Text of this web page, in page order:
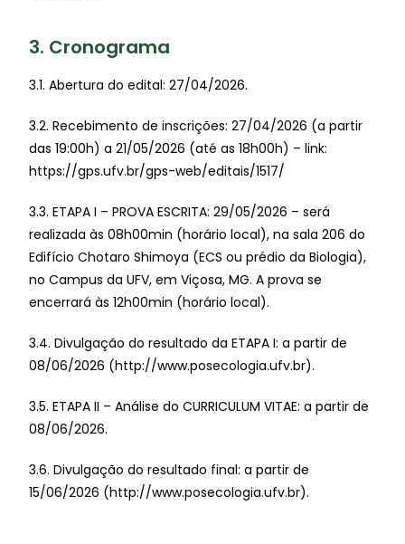
3. Cronograma
3.1. Abertura do edital: 27/04/2026.
3.2. Recebimento de inscrições: 27/04/2026 (a partir
das 19:00h) a 21/05/2026 (até as 18h00h) – link:
https://gps.ufv.br/gps-web/editais/1517/
3.3. ETAPA I – PROVA ESCRITA: 29/05/2026 – será
realizada às 08h00min (horário local), na sala 206 do
Edifício Chotaro Shimoya (ECS ou prédio da Biologia),
no Campus da UFV, em Viçosa, MG. A prova se
encerrará às 12h00min (horário local).
3.4. Divulgação do resultado da ETAPA I: a partir de
08/06/2026 (http://www.posecologia.ufv.br).
3.5. ETAPA II – Análise do CURRICULUM VITAE: a partir de
08/06/2026.
3.6. Divulgação do resultado final: a partir de
15/06/2026 (http://www.posecologia.ufv.br).